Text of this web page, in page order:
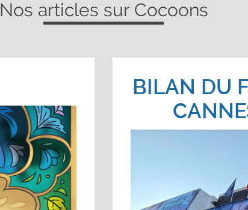
Nos articles sur Cocoons
BILAN DU